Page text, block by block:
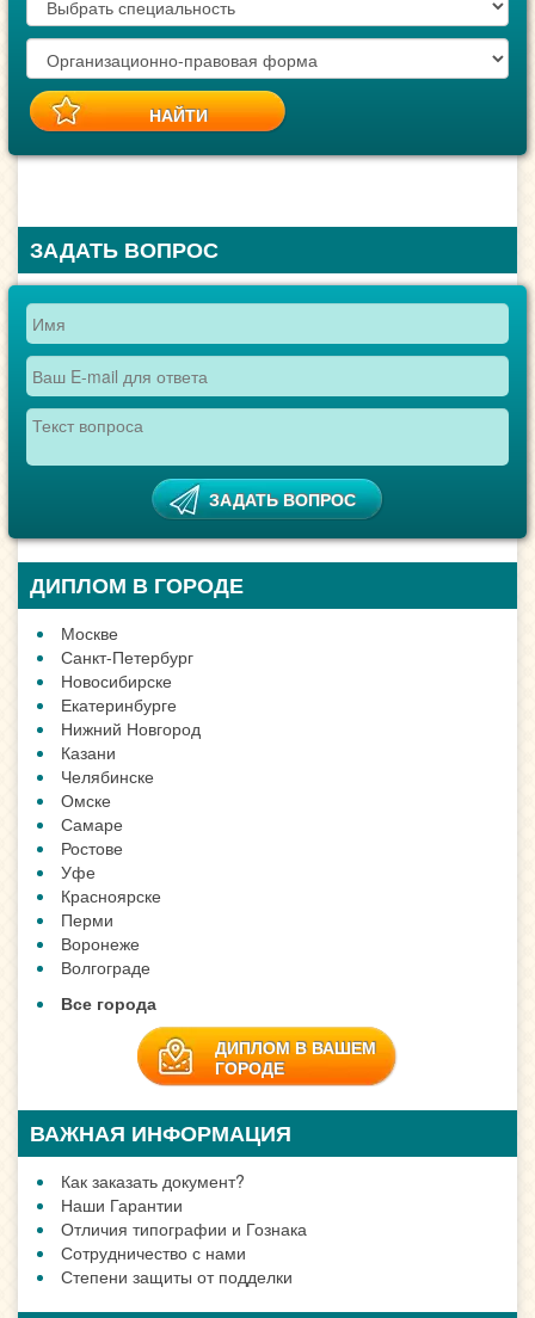
ЗАДАТЬ ВОПРОС
ДИПЛОМ В ГОРОДЕ
Москве
Санкт-Петербург
Новосибирске
Екатеринбурге
Нижний Новгород
Казани
Челябинске
Омске
Самаре
Ростове
Уфе
Красноярске
Перми
Воронеже
Волгограде
Все города
ДИПЛОМ В ВАШЕМ
ГОРОДЕ
ВАЖНАЯ ИНФОРМАЦИЯ
Как заказать документ?
Наши Гарантии
Отличия типографии и Гознака
Сотрудничество с нами
Степени защиты от подделки